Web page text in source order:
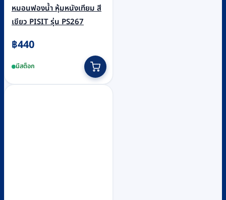
หมอนฟองน้ำ หุ้มหนังเทียม สี
เขียว PISIT รุ่น PS267
฿440
มีสต็อก